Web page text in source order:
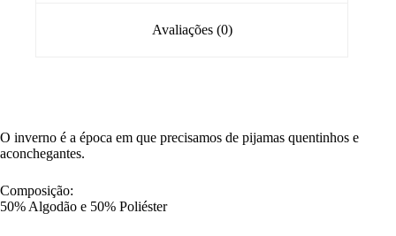
Avaliações (0)
O inverno é a época em que precisamos de pijamas quentinhos e
aconchegantes.
Composição:
50% Algodão e 50% Poliéster